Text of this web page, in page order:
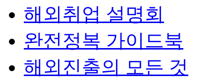
해외취업 설명회
완전정복 가이드북
해외진출의 모든 것